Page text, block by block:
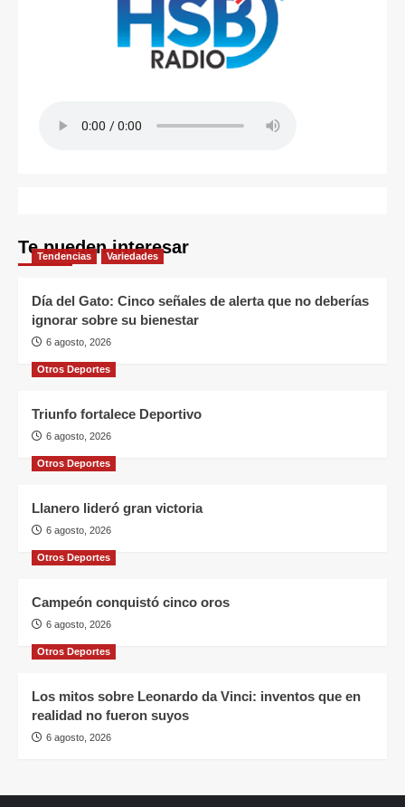
Te pueden interesar
Tendencias Variedades
Día del Gato: Cinco señales de alerta que no deberías
ignorar sobre su bienestar
6 agosto, 2026
Otros Deportes
Triunfo fortalece Deportivo
6 agosto, 2026
Otros Deportes
Llanero lideró gran victoria
6 agosto, 2026
Otros Deportes
Campeón conquistó cinco oros
6 agosto, 2026
Otros Deportes
Los mitos sobre Leonardo da Vinci: inventos que en
realidad no fueron suyos
6 agosto, 2026